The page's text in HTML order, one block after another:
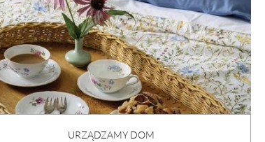
URZĄDZAMY DOM